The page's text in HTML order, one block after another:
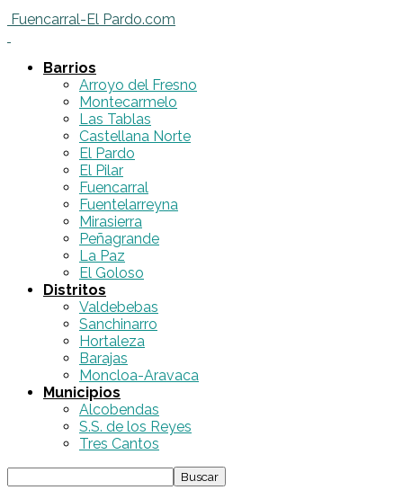
Fuencarral-El Pardo.com
Barrios
Arroyo del Fresno
Montecarmelo
Las Tablas
Castellana Norte
El Pardo
El Pilar
Fuencarral
Fuentelarreyna
Mirasierra
Peñagrande
La Paz
El Goloso
Distritos
Valdebebas
Sanchinarro
Hortaleza
Barajas
Moncloa-Aravaca
Municipios
Alcobendas
S.S. de los Reyes
Tres Cantos